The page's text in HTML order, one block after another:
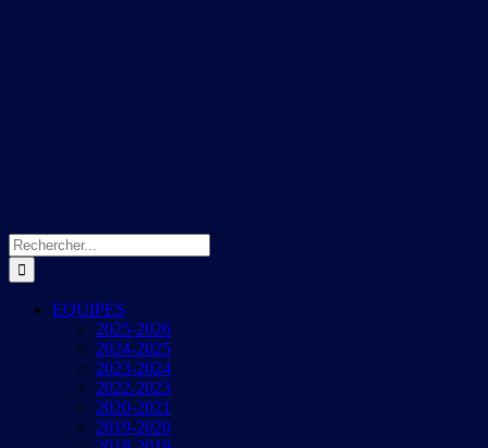
Rechercher:
EQUIPES
2025-2026
2024-2025
2023-2024
2022-2023
2020-2021
2019-2020